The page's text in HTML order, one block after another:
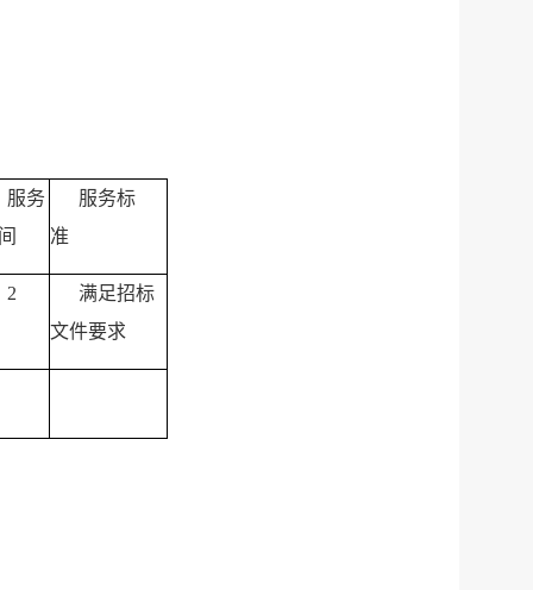
务
间
服务标
准
满足招标
文件要求